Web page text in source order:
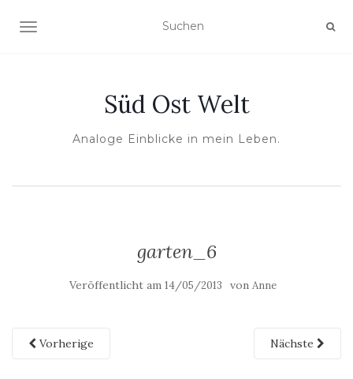
NAVIGATION UMSCHALTEN
Süd Ost Welt
Analoge Einblicke in mein Leben.
garten_6
Veröffentlicht am 14/05/2013 von Anne
Vorherige Nächste